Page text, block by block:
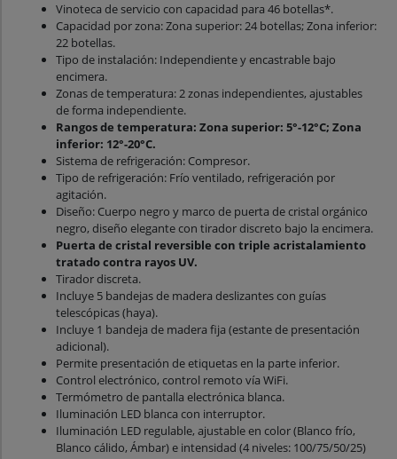
Vinoteca de servicio con capacidad para 46 botellas*.
Capacidad por zona: Zona superior: 24 botellas; Zona inferior:
22 botellas.
Tipo de instalación: Independiente y encastrable bajo
encimera.
Zonas de temperatura: 2 zonas independientes, ajustables
de forma independiente.
Rangos de temperatura: Zona superior: 5°-12°C; Zona
inferior: 12°-20°C.
Sistema de refrigeración: Compresor.
Tipo de refrigeración: Frío ventilado, refrigeración por
agitación.
Diseño: Cuerpo negro y marco de puerta de cristal orgánico
negro, diseño elegante con tirador discreto bajo la encimera.
Puerta de cristal reversible con triple acristalamiento
tratado contra rayos UV.
Tirador discreta.
Incluye 5 bandejas de madera deslizantes con guías
telescópicas (haya).
Incluye 1 bandeja de madera fija (estante de presentación
adicional).
Permite presentación de etiquetas en la parte inferior.
Control electrónico, control remoto vía WiFi.
Termómetro de pantalla electrónica blanca.
Iluminación LED blanca con interruptor.
Iluminación LED regulable, ajustable en color (Blanco frío,
Blanco cálido, Ámbar) e intensidad (4 niveles: 100/75/50/25)